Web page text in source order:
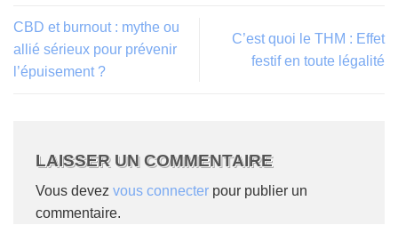
CBD et burnout : mythe ou
allié sérieux pour prévenir
l’épuisement ?
C’est quoi le THM : Effet
festif en toute légalité
LAISSER UN COMMENTAIRE
Vous devez vous connecter pour publier un
commentaire.